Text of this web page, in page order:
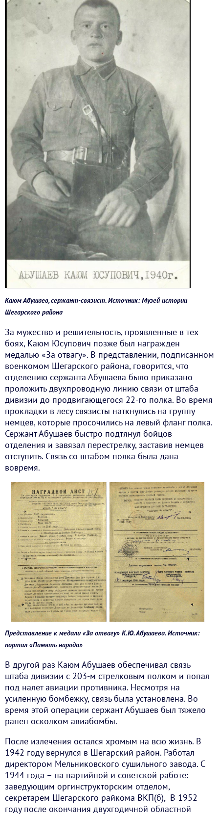
Каюм Абушаев, сержант-связист. Источник: Музей истории
Шегарского района
За мужество и решительность, проявленные в тех
боях, Каюм Юсупович позже был награжден
медалью «За отвагу». В представлении, подписанном
военкомом Шегарского района, говорится, что
отделению сержанта Абушаева было приказано
проложить двухпроводную линию связи от штаба
дивизии до продвигающегося 22-го полка. Во время
прокладки в лесу связисты наткнулись на группу
немцев, которые просочились на левый фланг полка.
Сержант Абушаев быстро подтянул бойцов
отделения и завязал перестрелку, заставив немцев
отступить. Связь со штабом полка была дана
вовремя.
Представление к медали «За отвагу» К.Ю. Абушаева. Источник:
портал «Память народа»
В другой раз Каюм Абушаев обеспечивал связь
штаба дивизии с 203-м стрелковым полком и попал
под налет авиации противника. Несмотря на
усиленную бомбежку, связь была установлена. Во
время этой операции сержант Абушаев был тяжело
ранен осколком авиабомбы.
После излечения остался хромым на всю жизнь. В
1942 году вернулся в Шегарский район. Работал
директором Мельниковского сушильного завода. С
1944 года – на партийной и советской работе:
заведующим оргинструкторским отделом,
секретарем Шегарского райкома ВКП(б), В 1952
году после окончания двухгодичной областной